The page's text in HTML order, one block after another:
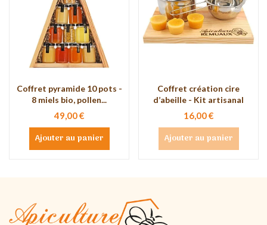
Coffret pyramide 10 pots -
8 miels bio, pollen...
49,00 €
Ajouter au panier
Coffret création cire
d’abeille - Kit artisanal
16,00 €
Ajouter au panier